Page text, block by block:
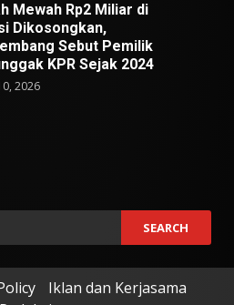
Mewah Rp2 Miliar di
Dikosongkan,
Sebut Pemilik
KPR Sejak 2024
2026
Iklan dan Kerjasama